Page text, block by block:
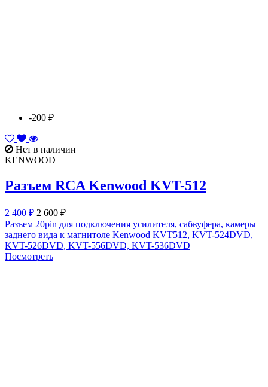
-200 ₽
Нет в наличии
KENWOOD
Разъем RCA Kenwood KVT-512
2 400 ₽ 2 600 ₽
Разъем 20pin для подключения усилителя, сабвуфера, камеры
заднего вида к магнитоле Kenwood KVT512, KVT-524DVD,
KVT-526DVD, KVT-556DVD, KVT-536DVD
Посмотреть